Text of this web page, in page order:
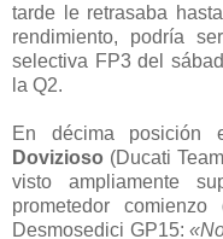
tarde le retrasaba
rendimiento, podría
selectiva FP3 del
la Q2.
En décima posición
Dovizioso (Ducati
visto ampliamente
prometedor
Desmosedici GP15: